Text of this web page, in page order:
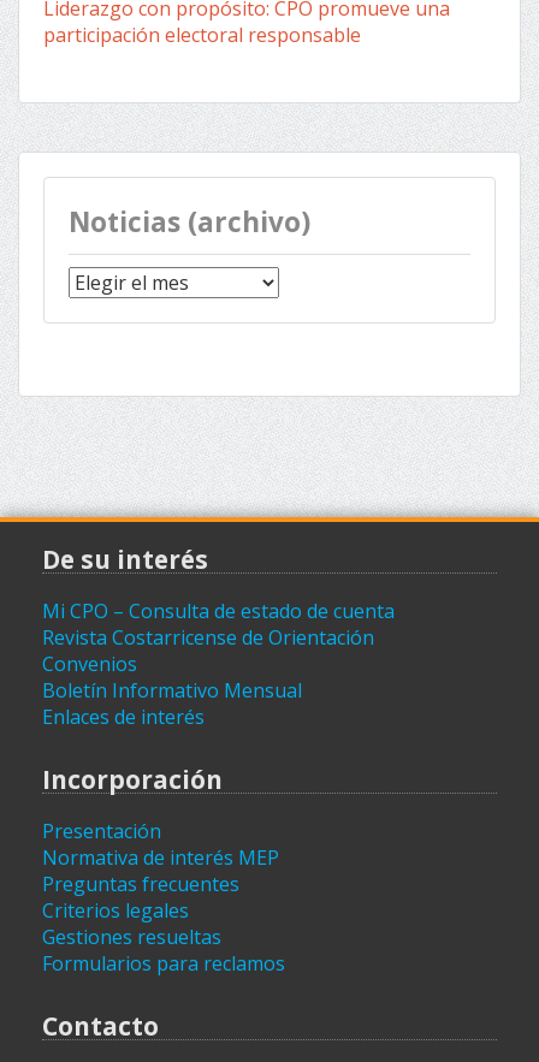
Liderazgo con propósito: CPO promueve una
participación electoral responsable
Noticias (archivo)
Noticias
(archivo)
De su interés
Mi CPO – Consulta de estado de cuenta
Revista Costarricense de Orientación
Convenios
Boletín Informativo Mensual
Enlaces de interés
Incorporación
Presentación
Normativa de interés MEP
Preguntas frecuentes
Criterios legales
Gestiones resueltas
Formularios para reclamos
Contacto